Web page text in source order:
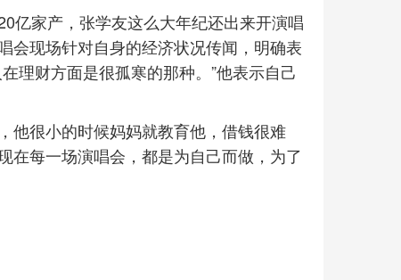
亿家产，张学友这么大年纪还出来开演唱
会现场针对自身的经济状况传闻，明确表
理财方面是很孤寒的那种。”他表示自己
他很小的时候妈妈就教育他，借钱很难
在每一场演唱会，都是为自己而做，为了